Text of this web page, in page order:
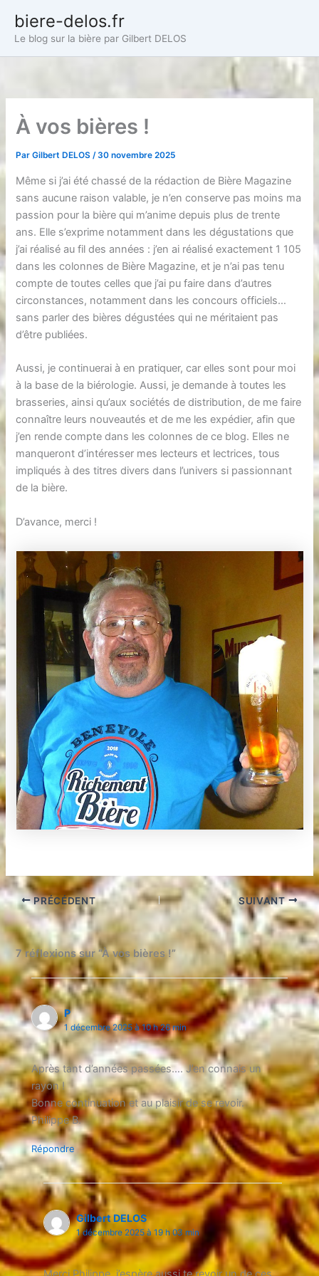
contenu
biere-delos.fr
Le blog sur la bière par Gilbert DELOS
À vos bières !
ParGilbert DELOS/30 novembre 2025
Même si j’ai été chassé de la rédaction de Bière Magazine
sans aucune raison valable, je n’en conserve pas moins ma
passion pour la bière qui m’anime depuis plus de trente
ans. Elle s’exprime notamment dans les dégustations que
j’ai réalisé au fil des années : j’en ai réalisé exactement 1 105
dans les colonnes de Bière Magazine, et je n’ai pas tenu
compte de toutes celles que j’ai pu faire dans d’autres
circonstances, notamment dans les concours officiels…
sans parler des bières dégustées qui ne méritaient pas
d’être publiées.
Aussi, je continuerai à en pratiquer, car elles sont pour moi
à la base de la biérologie. Aussi, je demande à toutes les
brasseries, ainsi qu’aux sociétés de distribution, de me faire
connaître leurs nouveautés et de me les expédier, afin que
j’en rende compte dans les colonnes de ce blog. Elles ne
manqueront d’intéresser mes lecteurs et lectrices, tous
impliqués à des titres divers dans l’univers si passionnant
de la bière.
D’avance, merci !
PRÉCÉDENT SUIVANT
7 réflexions sur “À vos bières !”
P
1 décembre 2025 à 10 h 26 min
Après tant d’années passées…. J’en connais un
rayon !
Bonne continuation et au plaisir de se revoir.
Philippe B.
Répondre
Gilbert DELOS
1 décembre 2025 à 19 h 03 min